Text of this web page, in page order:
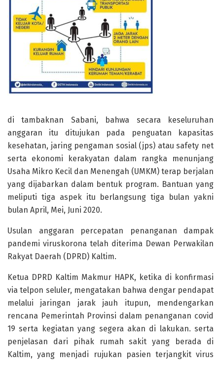
di tambaknan Sabani, bahwa secara keseluruhan
anggaran itu ditujukan pada penguatan kapasitas
kesehatan, jaring pengaman sosial (jps) atau safety net
serta ekonomi kerakyatan dalam rangka menunjang
Usaha Mikro Kecil dan Menengah (UMKM) terap berjalan
yang dijabarkan dalam bentuk program. Bantuan yang
meliputi tiga aspek itu berlangsung tiga bulan yakni
bulan April, Mei, Juni 2020.
Usulan anggaran percepatan penanganan dampak
pandemi viruskorona telah diterima Dewan Perwakilan
Rakyat Daerah (DPRD) Kaltim.
Ketua DPRD Kaltim Makmur HAPK, ketika di konfirmasi
via telpon seluler, mengatakan bahwa dengar pendapat
melalui jaringan jarak jauh itupun, mendengarkan
rencana Pemerintah Provinsi dalam penanganan covid
19 serta kegiatan yang segera akan di lakukan. serta
penjelasan dari pihak rumah sakit yang berada di
Kaltim, yang menjadi rujukan pasien terjangkit virus